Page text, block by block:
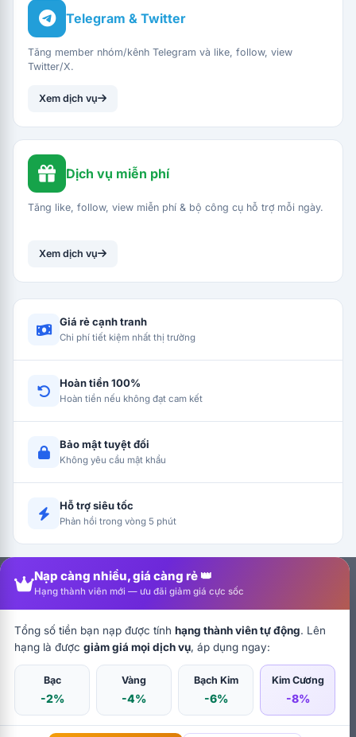
Telegram & Twitter
Tăng member nhóm/kênh Telegram và like, follow, view
Twitter/X.
Xem dịch vụ
Dịch vụ miễn phí
Tăng like, follow, view miễn phí & bộ công cụ hỗ trợ mỗi ngày.
Xem dịch vụ
Giá rẻ cạnh tranh
Chi phí tiết kiệm nhất thị trường
Hoàn tiền 100%
Hoàn tiền nếu không đạt cam kết
Bảo mật tuyệt đối
Không yêu cầu mật khẩu
Hỗ trợ siêu tốc
Phản hồi trong vòng 5 phút
Nạp càng nhiều, giá càng rẻ 👑
Hạng thành viên mới — ưu đãi giảm giá cực sốc
Tổng số tiền bạn nạp được tính hạng thành viên tự động. Lên
hạng là được giảm giá mọi dịch vụ, áp dụng ngay:
Bạc
-2%
Vàng
-4%
Bạch Kim
-6%
Kim Cương
-8%